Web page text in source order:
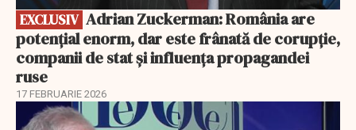
EXCLUSIV
potențial enorm, dar este frânată de corupție,
companii de stat și influența propagandei
ruse
17 FEBRUARIE 2026
EXCLUSIV